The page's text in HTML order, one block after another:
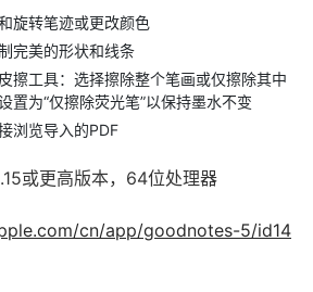
旋转笔迹或更改颜色
完美的形状和线条
擦工具：选择擦除整个笔画或仅擦除其中
置为“仅擦除荧光笔”以保持墨水不变
浏览导入的PDF
或更高版本，64位处理器
cn/app/goodnotes-5/id14